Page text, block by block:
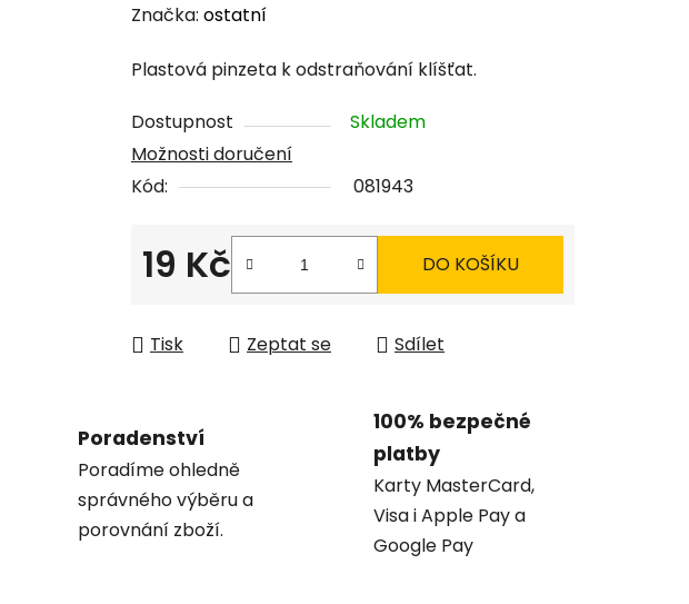
hodnocení
je
z
5
hvězdiček.
Značka: ostatní
Plastová pinzeta k odstraňování klíšťat.
Dostupnost
Skladem
Možnosti doručení
Kód:
081943
19 Kč
Měrná cena:
DO KOŠÍKU
Tisk Zeptat se Sdílet
Poradenství
Poradíme ohledně
správného výběru a
porovnání zboží.
100% bezpečné
platby
Karty MasterCard,
Visa i Apple Pay a
Google Pay